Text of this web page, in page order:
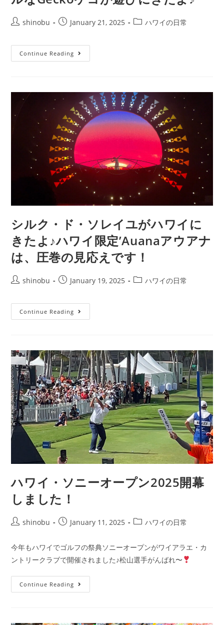
shinobu January 21, 2025 ハワイの日常
Continue Reading
シルク・ド・ソレイユがハワイに
きたよ♪ハワイ限定’Auanaアウアナ
は、圧巻の見応えです！
shinobu January 19, 2025 ハワイの日常
Continue Reading
ハワイ・ソニーオープン2025開幕
しました！
shinobu January 11, 2025 ハワイの日常
今年もハワイでゴルフの祭典ソニーオープンがワイアラエ・カ
ントリークラブで開催されました♪松山選手がんばれ〜
Continue Reading